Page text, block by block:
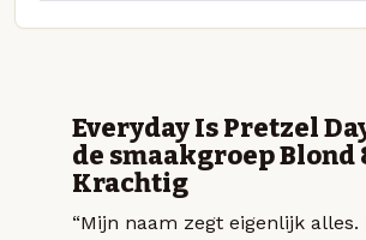
Everyday Is Pretzel
de smaakgroep Blond
Krachtig
“Mijn naam zegt eigenlijk alles.